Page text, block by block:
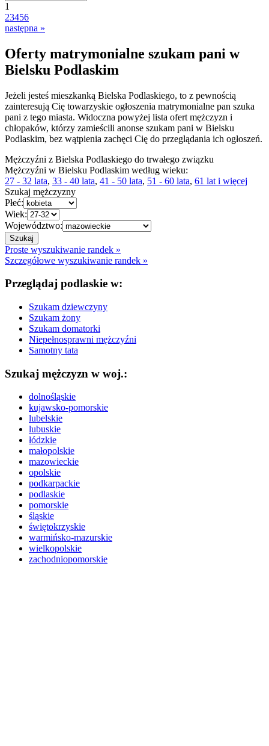
1
23456
następna »
Oferty matrymonialne szukam pani w
Bielsku Podlaskim
Jeżeli jesteś mieszkanką Bielska Podlaskiego, to z pewnością
zainteresują Cię towarzyskie ogłoszenia matrymonialne pan szuka
pani z tego miasta. Widoczna powyżej lista ofert mężczyzn i
chłopaków, którzy zamieścili anonse szukam pani w Bielsku
Podlaskim, bez wątpienia zachęci Cię do przeglądania ich ogłoszeń.
Mężczyźni z Bielska Podlaskiego do trwałego związku
Mężczyźni w Bielsku Podlaskim według wieku:
27 - 32 lata, 33 - 40 lata, 41 - 50 lata, 51 - 60 lata, 61 lat i więcej
Szukaj mężczyzny
Płeć:
Wiek:
Województwo:
Proste wyszukiwanie randek »
Szczegółowe wyszukiwanie randek »
Przeglądaj podlaskie w:
Szukam dziewczyny
Szukam żony
Szukam domatorki
Niepełnosprawni mężczyźni
Samotny tata
Szukaj mężczyzn w woj.:
dolnośląskie
kujawsko-pomorskie
lubelskie
lubuskie
łódzkie
małopolskie
mazowieckie
opolskie
podkarpackie
podlaskie
pomorskie
śląskie
świętokrzyskie
warmińsko-mazurskie
wielkopolskie
zachodniopomorskie